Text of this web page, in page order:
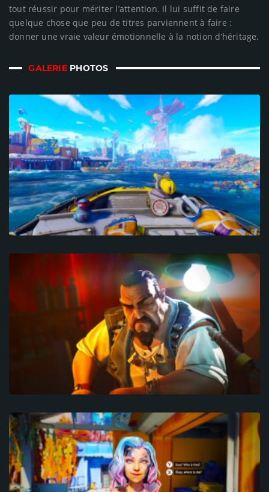
tout réussir pour mériter l’attention. Il lui suffit de faire
quelque chose que peu de titres parviennent à faire :
donner une vraie valeur émotionnelle à la notion d’héritage.
GALERIEPHOTOS